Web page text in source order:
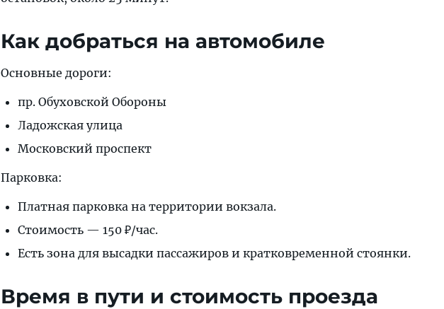
Как добраться на автомобиле
Основные дороги:
пр. Обуховской Обороны
Ладожская улица
Московский проспект
Парковка:
Платная парковка на территории вокзала.
Стоимость — 150 ₽/час.
Есть зона для высадки пассажиров и кратковременной стоянки.
Время в пути и стоимость проезда